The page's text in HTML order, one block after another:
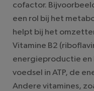
cofactor.
een rol bij het
helpt bij het
Vitamine B2
energieproductie en
voedsel in ATP, de
Andere vitamines,